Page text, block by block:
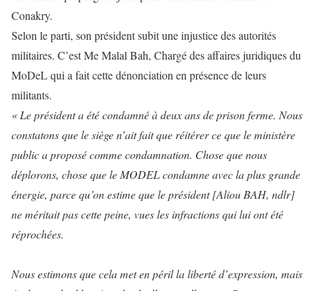
Conakry.
Selon le parti, son président subit une injustice des autorités
militaires. C’est Me Malal Bah, Chargé des affaires juridiques du
MoDeL qui a fait cette dénonciation en présence de leurs
militants.
« Le président a été condamné à deux ans de prison ferme. Nous
constatons que le siège n’ait fait que réitérer ce que le ministère
public a proposé comme condamnation. Chose que nous
déplorons, chose que le MODEL condamne avec la plus grande
énergie, parce qu’on estime que le président [Aliou BAH, ndlr]
ne méritait pas cette peine, vues les infractions qui lui ont été
réprochées.
Nous estimons que cela met en péril la liberté d’expression, mais